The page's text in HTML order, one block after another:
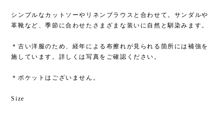
シンプルなカットソーやリネンブラウスと合わせて。サンダルや
革靴など、季節に合わせたさまざまな装いに自然と馴染みます。
＊古い洋服のため、経年による布擦れが見られる箇所には補強を
施しています。詳しくは写真をご確認ください。
＊ポケットはございません。
Size